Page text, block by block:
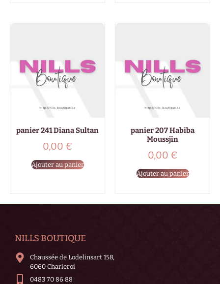
panier 241 Diana Sultan
0,00 €
Ajouter au panier
panier 207 Habiba
Moussjin
0,00 €
Ajouter au panier
NILLS BOUTIQUE
Chaussée de Lodelinsart 158,
6060 Charleroi
0483 70 86 88